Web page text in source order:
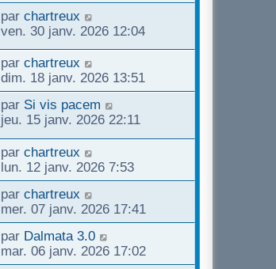
par chartreux
ven. 30 janv. 2026 12:04
par chartreux
dim. 18 janv. 2026 13:51
par Si vis pacem
jeu. 15 janv. 2026 22:11
par chartreux
lun. 12 janv. 2026 7:53
par chartreux
mer. 07 janv. 2026 17:41
par Dalmata 3.0
mar. 06 janv. 2026 17:02